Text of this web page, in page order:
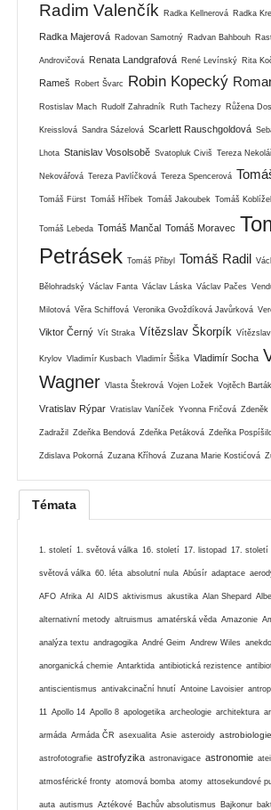
Radim Valenčík Radka Kellnerová Radka
Radka Majerová Radovan Samotný Radvan Bahbouh
Androvičová Renata Landgrafová René Levínský Rita
Rameš Robert Švarc Robin Kopecký
Rostislav Mach Rudolf Zahradník Ruth Tachezy Růžena
Kreisslová Sandra Sázelová Scarlett Rauschgoldová
Lhota Stanislav Vosolsobě Svatopluk Civiš Tereza
Nekovářová Tereza Pavlíčková Tereza Spencerová
Tomáš Fürst Tomáš Hříbek Tomáš Jakoubek Tomáš
Tomáš Lebeda Tomáš Mančal Tomáš Moravec
Petrásek Tomáš Přibyl Tomáš Radil
Bělohradský Václav Fanta Václav Láska Václav Pačes
Milotová Věra Schiffová Veronika Gvoždíková Javůrková
Viktor Černý Vít Straka Vítězslav Škorpík
Krylov Vladimír Kusbach Vladimír Šiška Vladimír Socha
Wagner Vlasta Štekrová Vojen Ložek Vojtěch Barták
Vratislav Rýpar Vratislav Vaníček Yvonna Fričová Zdeněk
Zadražil Zdeňka Bendová Zdeňka Petáková Zdeňka
Zdislava Pokorná Zuzana Kříhová Zuzana Marie Kostićová
Témata
1. století 1. světová válka 16. století 17. listopad 17. století
světová válka 60. léta absolutní nula Abúsír adaptace
AFO Afrika AI AIDS aktivismus akustika Alan Shepard
alternativní metody altruismus amatérská věda Amazonie
analýza textu andragogika André Geim Andrew Wiles
anorganická chemie Antarktida antibiotická rezistence
antiscientismus antivakcinační hnutí Antoine Lavoisier
11 Apollo 14 Apollo 8 apologetika archeologie architektura
armáda Armáda ČR asexualita Asie asteroidy astrobiologie
astrofotografie astrofyzika astronavigace astronomie
atmosférické fronty atomová bomba atomy attosekundové
auta autismus Aztékové Bachův absolutismus Bajkonur